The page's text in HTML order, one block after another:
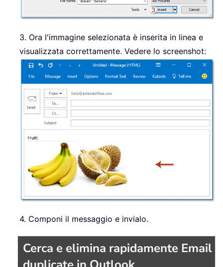
3. Ora l'immagine selezionata è inserita in linea e
visualizzata correttamente. Vedere lo screenshot:
4. Componi il messaggio e invialo.
Cerca e elimina rapidamente Email